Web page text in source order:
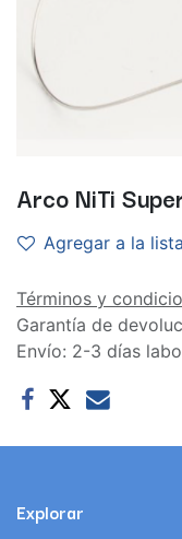
Arco NiTi
Agregar a la
Términos y
Garantía de
Envío: 2-3 días
Explorar